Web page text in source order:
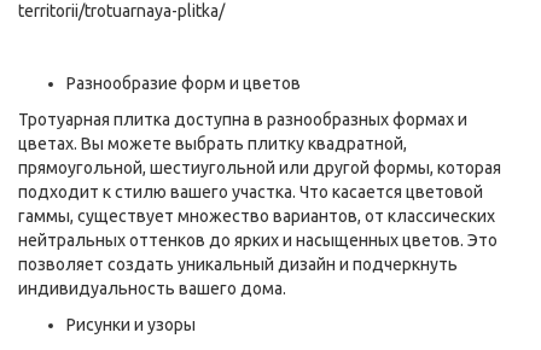
territorii/trotuarnaya-plitka/
Разнообразие форм и цветов
Тротуарная плитка доступна в разнообразных формах и
цветах. Вы можете выбрать плитку квадратной,
прямоугольной, шестиугольной или другой формы, которая
подходит к стилю вашего участка. Что касается цветовой
гаммы, существует множество вариантов, от классических
нейтральных оттенков до ярких и насыщенных цветов. Это
позволяет создать уникальный дизайн и подчеркнуть
индивидуальность вашего дома.
Рисунки и узоры